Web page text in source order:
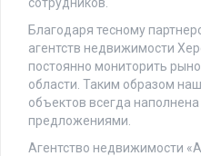
Благодаря тесному
агентств недвижимости
постоянно мониторить
области. Таким образом
объектов всегда
предложениями.
Агентство недвижимости